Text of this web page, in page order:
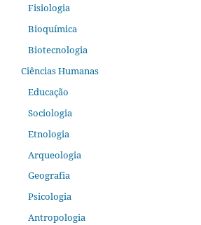
Fisiologia
Bioquímica
Biotecnologia
Ciências Humanas
Educação
Sociologia
Etnologia
Arqueologia
Geografia
Psicologia
Antropologia